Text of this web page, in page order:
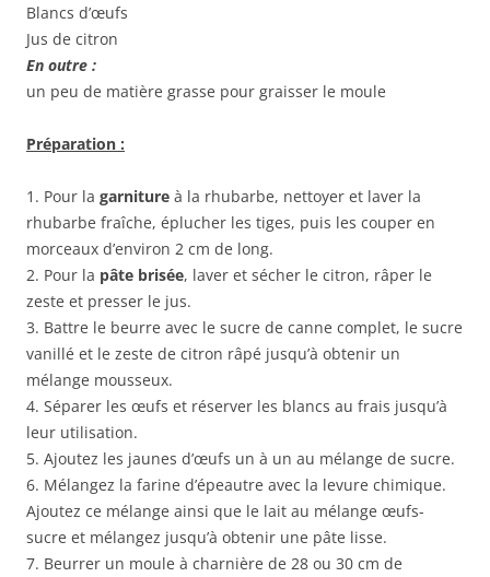
Blancs d’œufs
Jus de citron
En outre :
un peu de matière grasse pour graisser le moule
Préparation :
1. Pour la garniture à la rhubarbe, nettoyer et laver la
rhubarbe fraîche, éplucher les tiges, puis les couper en
morceaux d’environ 2 cm de long.
2. Pour la pâte brisée, laver et sécher le citron, râper le
zeste et presser le jus.
3. Battre le beurre avec le sucre de canne complet, le sucre
vanillé et le zeste de citron râpé jusqu’à obtenir un
mélange mousseux.
4. Séparer les œufs et réserver les blancs au frais jusqu’à
leur utilisation.
5. Ajoutez les jaunes d’œufs un à un au mélange de sucre.
6. Mélangez la farine d’épeautre avec la levure chimique.
Ajoutez ce mélange ainsi que le lait au mélange œufs-
sucre et mélangez jusqu’à obtenir une pâte lisse.
7. Beurrer un moule à charnière de 28 ou 30 cm de